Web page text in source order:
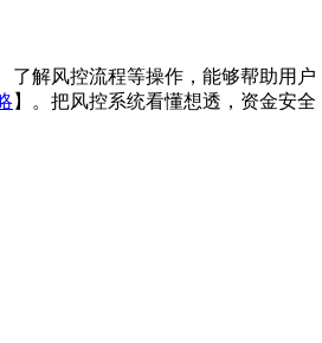
了解风控流程等操作，能够帮助用户
】。把风控系统看懂想透，资金安全